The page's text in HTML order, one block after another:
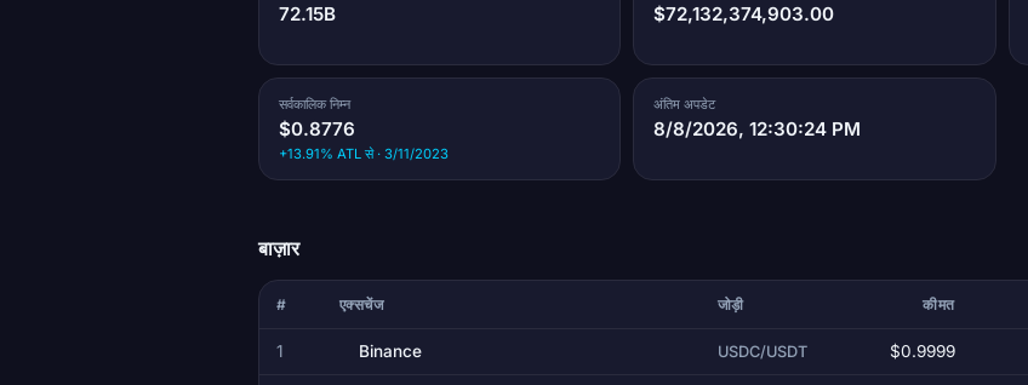
72.15B $72,132,374,903.00
सर्वकालिक निम्न
$0.8776
+13.91% ATL से · 3/11/2023
अंतिम अपडेट
8/8/2026, 12:30:24 PM
बाज़ार
# एक्सचेंज जोड़ी कीमत
1 Binance USDC/USDT $0.9999